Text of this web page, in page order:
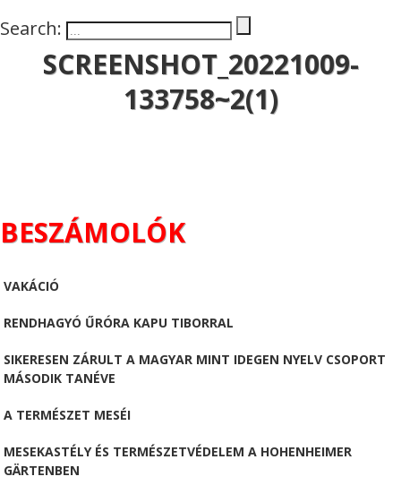
Search:
SCREENSHOT_20221009-
133758~2(1)
BESZÁMOLÓK
VAKÁCIÓ
RENDHAGYÓ ŰRÓRA KAPU TIBORRAL
SIKERESEN ZÁRULT A MAGYAR MINT IDEGEN NYELV CSOPORT
MÁSODIK TANÉVE
A TERMÉSZET MESÉI
MESEKASTÉLY ÉS TERMÉSZETVÉDELEM A HOHENHEIMER
GÄRTENBEN